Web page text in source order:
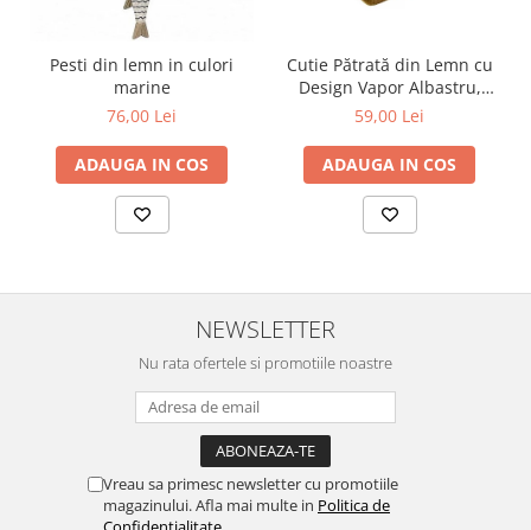
Pesti din lemn in culori
marine
76,00 Lei
ADAUGA IN COS
Cutie Pătrată din Lemn cu
Design Vapor Albastru,
9*9CM
59,00 Lei
ADAUGA IN COS
NEWSLETTER
Nu rata ofertele si promotiile noastre
Vreau sa primesc newsletter cu promotiile
magazinului. Afla mai multe in Politica de